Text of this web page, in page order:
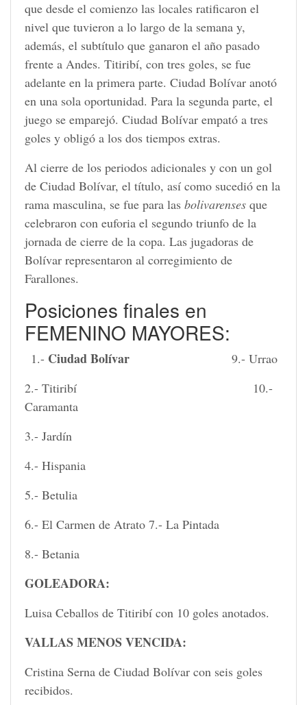
que desde el comienzo las locales ratificaron el
nivel que tuvieron a lo largo de la semana y,
además, el subtítulo que ganaron el año pasado
frente a Andes. Titiribí, con tres goles, se fue
adelante en la primera parte. Ciudad Bolívar anotó
en una sola oportunidad. Para la segunda parte, el
juego se emparejó. Ciudad Bolívar empató a tres
goles y obligó a los dos tiempos extras.
Al cierre de los periodos adicionales y con un gol
de Ciudad Bolívar, el título, así como sucedió en la
rama masculina, se fue para las bolivarenses que
celebraron con euforia el segundo triunfo de la
jornada de cierre de la copa. Las jugadoras de
Bolívar representaron al corregimiento de
Farallones.
Posiciones finales en
FEMENINO MAYORES:
1.- Ciudad Bolívar 9.- Urrao
2.- Titiribí 10.-
Caramanta
3.- Jardín
4.- Hispania
5.- Betulia
6.- El Carmen de Atrato 7.- La Pintada
8.- Betania
GOLEADORA:
Luisa Ceballos de Titiribí con 10 goles anotados.
VALLAS MENOS VENCIDA:
Cristina Serna de Ciudad Bolívar con seis goles
recibidos.